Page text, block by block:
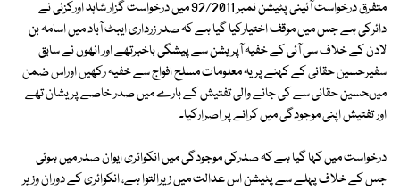
متفرق درخواست آئینی پٹیشن نمبر 92/2011 میں درخواست گزار شاہد اورکزئی نے
دائرکی ہے جس میں موقف اختیارکیا گیا ہے کہ صدر زرداری ایبٹ آباد میں اسامہ بن
لادن کے خلاف سی آئی کے خفیہ آپریشن سے پیشگی باخبرتھے اور انھوں نے سابق
سفیرحسین حقانی کے کہنے پر یہ معلومات مسلح افواج سے خفیہ رکھیں اوراس ضمن
میںحسین حقانی سے کی جانے والی تفتیش کے بارے میں صدر خاصے پریشان تھے
اور تفتیش اپنی موجودگی میں کرانے پر اصرارکیا۔
درخواست میں کہا گیا ہے کہ صدرکی موجودگی میں انکوائری ایوان صدر میں ہوئی
جس کے خلاف پہلے سے پٹیشن اس عدالت میں زیرالتوا ہے، انکوائری کے دوران وزیر